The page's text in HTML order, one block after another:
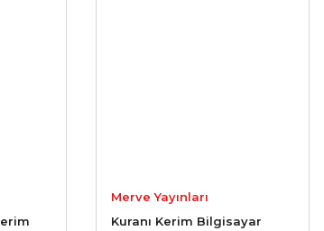
Merve Yayınları
Kuranı Kerim Bilgisayar